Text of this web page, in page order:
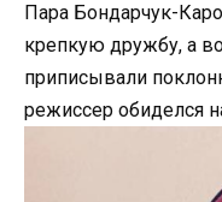
Пара Бондарчук-
крепкую дружбу, а
приписывали
режиссер обиделся